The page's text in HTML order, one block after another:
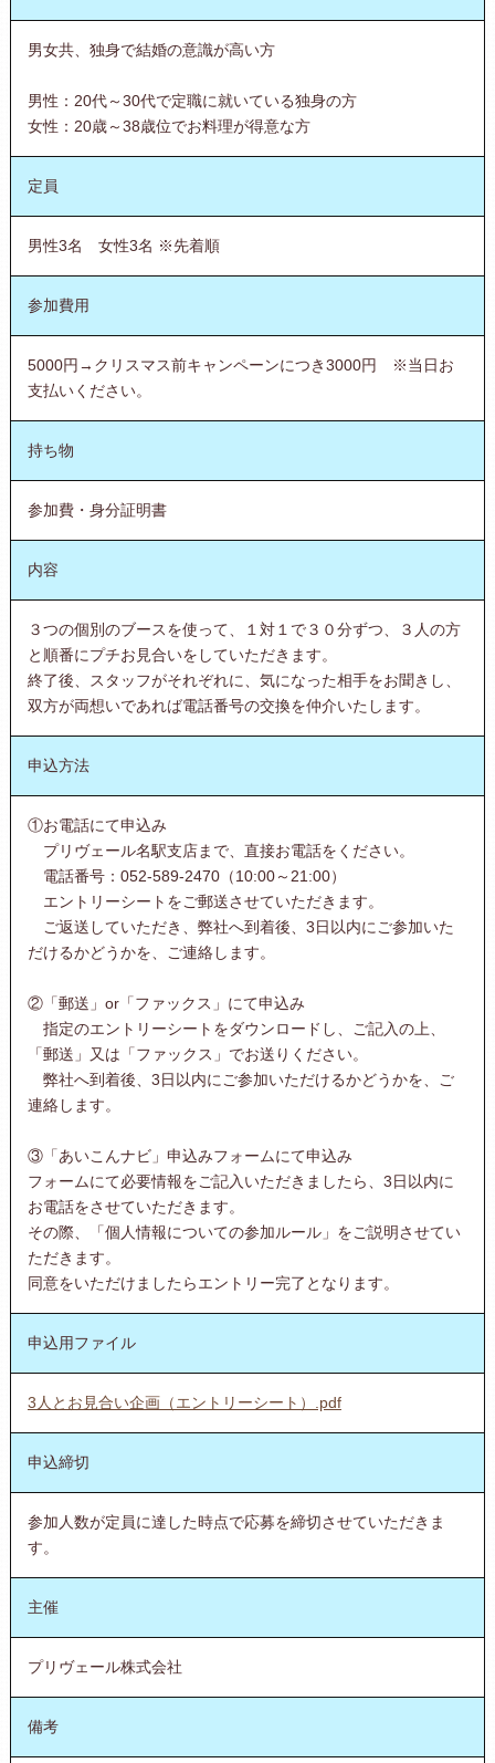
男女共、独身で結婚の意識が高い方
男性：20代～30代で定職に就いている独身の方
女性：20歳～38歳位でお料理が得意な方
定員
男性3名 女性3名 ※先着順
参加費用
5000円→クリスマス前キャンペーンにつき3000円 ※当日お
支払いください。
持ち物
参加費・身分証明書
内容
３つの個別のブースを使って、１対１で３０分ずつ、３人の方
と順番にプチお見合いをしていただきます。
終了後、スタッフがそれぞれに、気になった相手をお聞きし、
双方が両想いであれば電話番号の交換を仲介いたします。
申込方法
①お電話にて申込み
プリヴェール名駅支店まで、直接お電話をください。
電話番号：052-589-2470（10:00～21:00）
エントリーシートをご郵送させていただきます。
ご返送していただき、弊社へ到着後、3日以内にご参加いた
だけるかどうかを、ご連絡します。
②「郵送」or「ファックス」にて申込み
指定のエントリーシートをダウンロードし、ご記入の上、
「郵送」又は「ファックス」でお送りください。
弊社へ到着後、3日以内にご参加いただけるかどうかを、ご
連絡します。
③「あいこんナビ」申込みフォームにて申込み
フォームにて必要情報をご記入いただきましたら、3日以内に
お電話をさせていただきます。
その際、「個人情報についての参加ルール」をご説明させてい
ただきます。
同意をいただけましたらエントリー完了となります。
申込用ファイル
3人とお見合い企画（エントリーシート）.pdf
申込締切
参加人数が定員に達した時点で応募を締切させていただきま
す。
主催
プリヴェール株式会社
備考